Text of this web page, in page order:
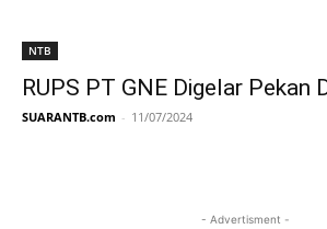
NTB
RUPS PT GNE Digelar Pekan
SUARANTB.com - 11/07/2024
- Advertisment -